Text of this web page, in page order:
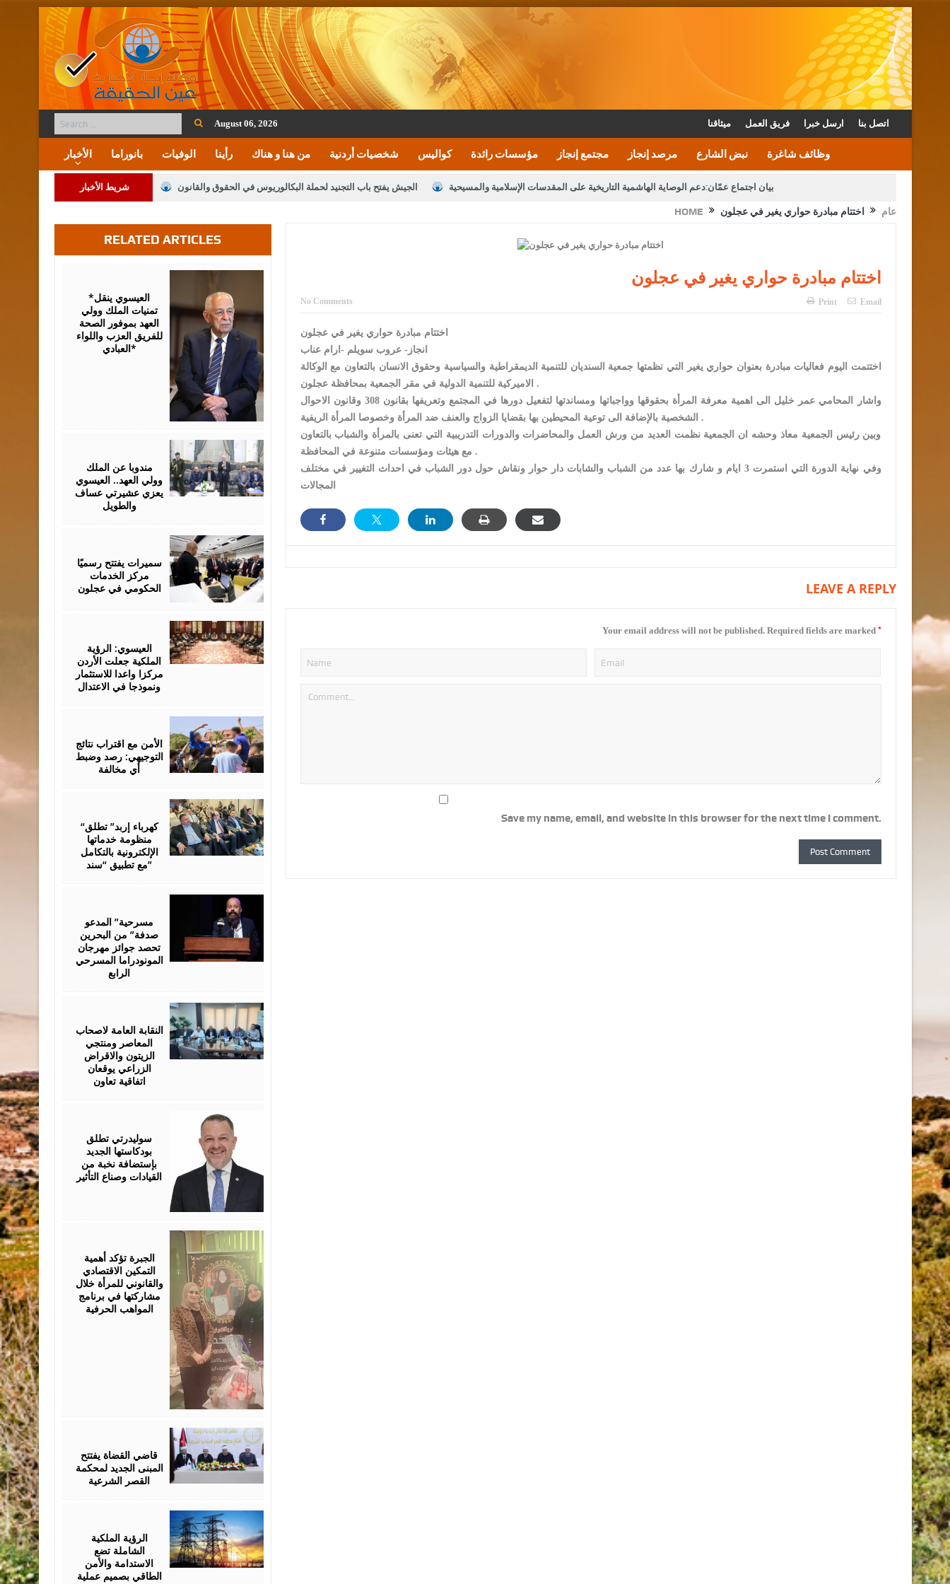
August 06, 2026 ميثاقنا فريق العمل ارسل خبرا اتصل بنا
الأخبار بانوراما الوفيات رأينا من هنا و هناك شخصيات أردنية كواليس مؤسسات رائدة مجتمع إنجاز مرصد إنجاز نبض الشارع وظائف شاغرة
شريط الأخبار الجيش يفتح باب التجنيد لحملة البكالوريوس في الحقوق والقانون بيان اجتماع عمّان:دعم الوصاية الهاشمية التاريخية على المقدسات الإسلامية والمسيحية
القاضي يلتقي رؤساء تحرير الصحف اليومية ويؤكد حرص مجلس النواب على شراكة فاعلة مع الإعلام دعوة المكلفين بخدمة العلم (الدفعة الثالثة) إلى مراجعة منصة خدمة العلم
الملك يلتقي مجموعة من رفاق السلاح القاضي محمود أحمد فريحات.. مبارك ومزيدا من التوفيق
عارف بيك فريحات.. مبارك وبكم تزهو المناصب
HOME عام اختتام مبادرة حواري يغير في عجلون
اختتام مبادرة حواري يغير في عجلون
No Comments Print Email
اختتام مبادرة حواري يغير في عجلون
انجاز- عروب سويلم -ارام عناب
اختتمت اليوم فعاليات مبادرة بعنوان حواري يغير التي نظمتها جمعية السنديان للتنمية الديمقراطية والسياسية وحقوق الانسان بالتعاون مع الوكالة
الاميركية للتنمية الدولية في مقر الجمعية بمحافظة عجلون .
واشار المحامي عمر خليل الى اهمية معرفة المرأة بحقوقها وواجباتها ومساندتها لتفعيل دورها في المجتمع وتعريفها بقانون 308 وقانون الاحوال
الشخصية بالإضافة الى توعية المحيطين بها بقضايا الزواج والعنف ضد المرأة وخصوصا المرأة الريفية .
وبين رئيس الجمعية معاذ وحشه ان الجمعية نظمت العديد من ورش العمل والمحاضرات والدورات التدريبية التي تعنى بالمرأة والشباب بالتعاون
مع هيئات ومؤسسات متنوعة في المحافظة .
وفي نهاية الدورة التي استمرت 3 ايام و شارك بها عدد من الشباب والشابات دار حوار ونقاش حول دور الشباب في احداث التغيير في مختلف
المجالات
LEAVE A REPLY
Your email address will not be published. Required fields are marked *
Save my name, email, and website in this browser for the next time I comment.
RELATED ARTICLES
*العيسوي ينقل
تمنيات الملك وولي
العهد بموفور الصحة
للفريق العزب واللواء
العبادي*
مندوبا عن الملك
وولي العهد.. العيسوي
يعزي عشيرتي عساف
والطويل
سميرات يفتتح رسميًا
مركز الخدمات
الحكومي في عجلون
2026
العيسوي: الرؤية
الملكية جعلت الأردن
مركزا واعدا للاستثمار
ونموذجا في الاعتدال
الأمن مع اقتراب نتائج
التوجيهي: رصد وضبط
أي مخالفة
2026
“كهرباء إربد” تطلق
منظومة خدماتها
الإلكترونية بالتكامل
مع تطبيق “سند”
مسرحية” المدعو
صدفة” من البحرين
تحصد جوائز مهرجان
المونودراما المسرحي
الرابع
النقابة العامة لاصحاب
المعاصر ومنتجي
الزيتون والاقراض
الزراعي يوقعان
اتفاقية تعاون
2026
سوليدرتي تطلق
بودكاستها الجديد
بإستضافة نخبة من
القيادات وصناع التأثير
الجبرة تؤكد أهمية
التمكين الاقتصادي
والقانوني للمرأة خلال
مشاركتها في برنامج
المواهب الحرفية
قاضي القضاة يفتتح
المبنى الجديد لمحكمة
القصر الشرعية
الرؤية الملكية
الشاملة تضع
الاستدامة والأمن
الطاقي بصميم عملية